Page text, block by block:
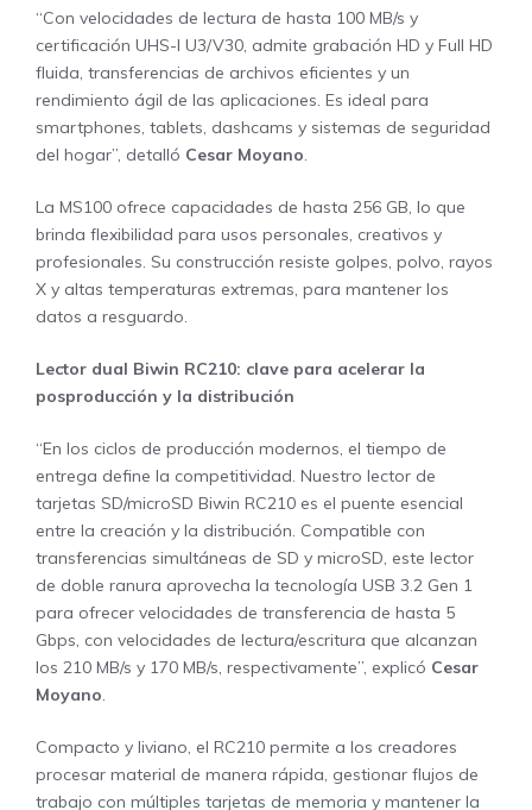
“Con velocidades de lectura de hasta 100 MB/s y
certificación UHS-I U3/V30, admite grabación HD y Full HD
fluida, transferencias de archivos eficientes y un
rendimiento ágil de las aplicaciones. Es ideal para
smartphones, tablets, dashcams y sistemas de seguridad
del hogar”, detalló Cesar Moyano.
La MS100 ofrece capacidades de hasta 256 GB, lo que
brinda flexibilidad para usos personales, creativos y
profesionales. Su construcción resiste golpes, polvo, rayos
X y altas temperaturas extremas, para mantener los
datos a resguardo.
Lector dual Biwin RC210: clave para acelerar la
posproducción y la distribución
“En los ciclos de producción modernos, el tiempo de
entrega define la competitividad. Nuestro lector de
tarjetas SD/microSD Biwin RC210 es el puente esencial
entre la creación y la distribución. Compatible con
transferencias simultáneas de SD y microSD, este lector
de doble ranura aprovecha la tecnología USB 3.2 Gen 1
para ofrecer velocidades de transferencia de hasta 5
Gbps, con velocidades de lectura/escritura que alcanzan
los 210 MB/s y 170 MB/s, respectivamente”, explicó Cesar
Moyano.
Compacto y liviano, el RC210 permite a los creadores
procesar material de manera rápida, gestionar flujos de
trabajo con múltiples tarjetas de memoria y mantener la